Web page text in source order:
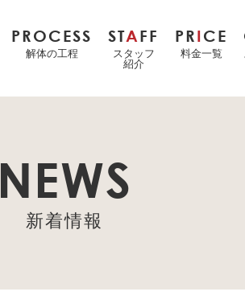
PROCESS
解体の工程
STAFF
スタッフ
紹介
PRICE
料金一覧
NEWS
新着情報